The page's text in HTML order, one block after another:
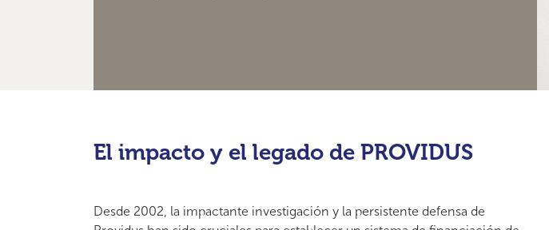
El impacto y el legado de PROVIDUS
Desde 2002, la impactante investigación y la persistente defensa de